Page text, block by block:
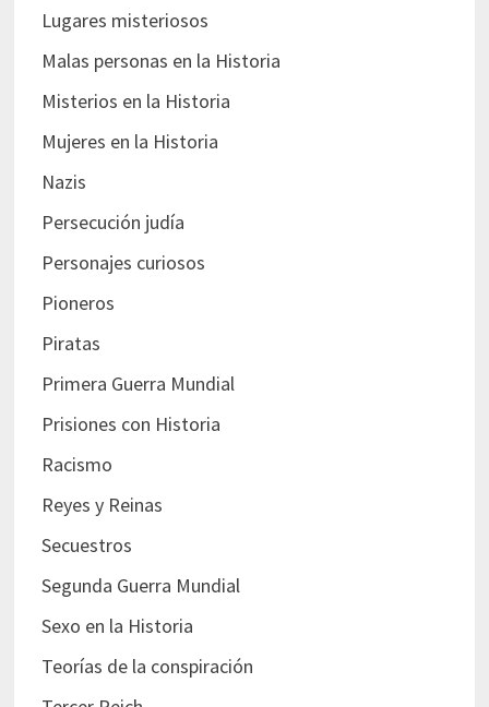
Lugares misteriosos
Malas personas en la Historia
Misterios en la Historia
Mujeres en la Historia
Nazis
Persecución judía
Personajes curiosos
Pioneros
Piratas
Primera Guerra Mundial
Prisiones con Historia
Racismo
Reyes y Reinas
Secuestros
Segunda Guerra Mundial
Sexo en la Historia
Teorías de la conspiración